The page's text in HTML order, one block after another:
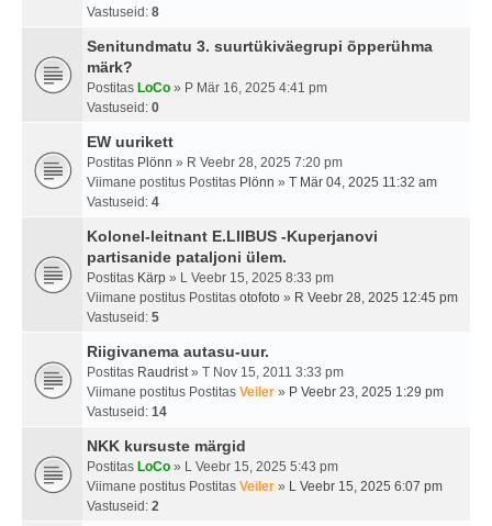
Vastuseid: 8
Senitundmatu 3. suurtükiväegrupi õpperühma
märk?
Postitas LoCo » P Mär 16, 2025 4:41 pm
Vastuseid: 0
EW uurikett
Postitas Plönn » R Veebr 28, 2025 7:20 pm
Viimane postitus Postitas Plönn » T Mär 04, 2025 11:32 am
Vastuseid: 4
Kolonel-leitnant E.LIIBUS -Kuperjanovi
partisanide pataljoni ülem.
Postitas Kärp » L Veebr 15, 2025 8:33 pm
Viimane postitus Postitas otofoto » R Veebr 28, 2025 12:45 pm
Vastuseid: 5
Riigivanema autasu-uur.
Postitas Raudrist» T Nov 15, 2011 3:33 pm
Viimane postitus Postitas Veiler » P Veebr 23, 2025 1:29 pm
Vastuseid: 14
NKK kursuste märgid
Postitas LoCo » L Veebr 15, 2025 5:43 pm
Viimane postitus Postitas Veiler » L Veebr 15, 2025 6:07 pm
Vastuseid: 2